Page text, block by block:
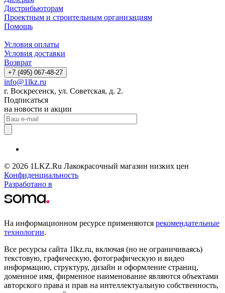
Дистрибьюторам
Проектным и строительным организациям
Помощь
Условия оплаты
Условия доставки
Возврат
+7 (495) 067-48-27
info@1lkz.ru
г. Воскресенск, ул. Советская, д. 2.
Подписаться
на новости и акции
© 2026 1LKZ.Ru Лакокрасочный магазин низких цен
Конфиденциальность
Разработано в
На информационном ресурсе применяются рекомендательные
технологии.
Все ресурсы сайта 1lkz.ru, включая (но не ограничиваясь)
текстовую, графическую, фотографическую и видео
информацию, структуру, дизайн и оформление страниц,
доменное имя, фирменное наименование являются объектами
авторского права и прав на интеллектуальную собственность,